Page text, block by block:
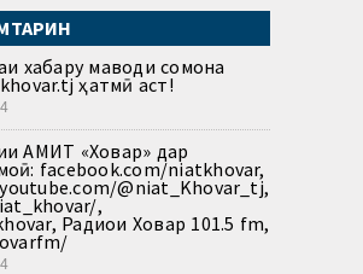
хабару маводи сомона
ҳатмӣ аст!
АМИТ «Ховар» дар
facebook.com/niatkhovar,
@niat_Khovar_tj,
,
Радиои Ховар 101.5 fm,